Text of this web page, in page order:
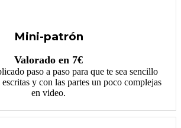
Mini-patrón
Valorado en 7€
paso a paso para que te sea sencillo
y con las partes un poco complejas
en video.